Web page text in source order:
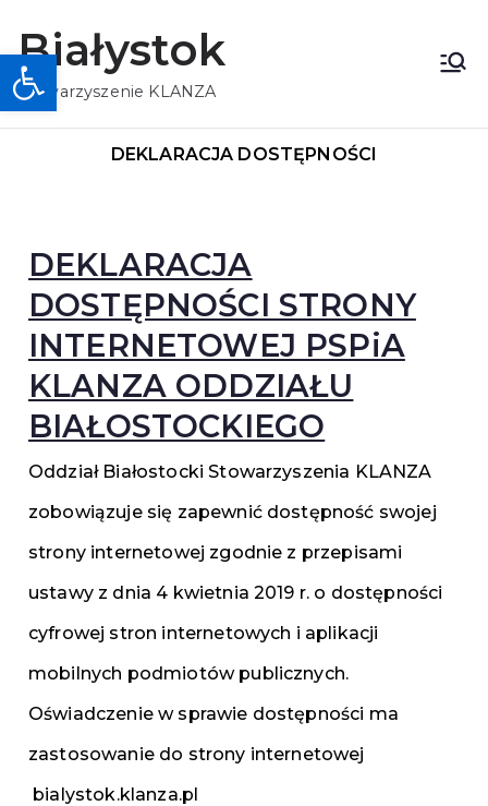
Otwórz pasek narzędzi
Białystok
Stowarzyszenie KLANZA
DEKLARACJA DOSTĘPNOŚCI
DEKLARACJA
DOSTĘPNOŚCI STRONY
INTERNETOWEJ PSPiA
KLANZA ODDZIAŁU
BIAŁOSTOCKIEGO
Oddział Białostocki Stowarzyszenia KLANZA
zobowiązuje się zapewnić dostępność swojej
strony internetowej zgodnie z przepisami
ustawy z dnia 4 kwietnia 2019 r. o dostępności
cyfrowej stron internetowych i aplikacji
mobilnych podmiotów publicznych.
Oświadczenie w sprawie dostępności ma
zastosowanie do strony internetowej
bialystok.klanza.pl